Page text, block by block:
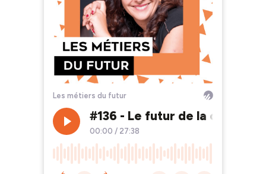
Les métiers du futur
#136 - Le futur de la
00:00 / 27:38